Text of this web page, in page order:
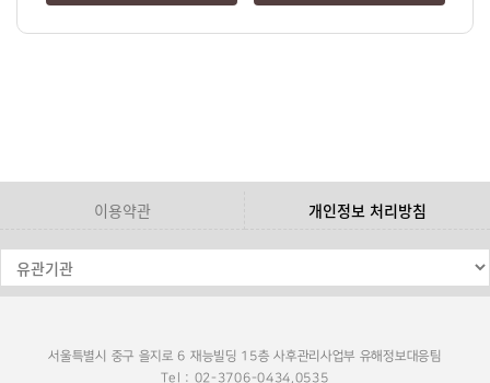
이용약관 개인정보 처리방침
서울특별시 중구 을지로 6 재능빌딩 15층 사후관리사업부 유해정보대응팀
Tel : 02-3706-0434,0535